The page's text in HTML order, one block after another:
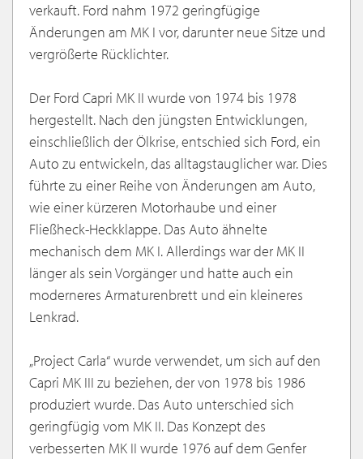
verkauft. Ford nahm 1972 geringfügige
Änderungen am MK I vor, darunter neue Sitze und
vergrößerte Rücklichter.
Der Ford Capri MK II wurde von 1974 bis 1978
hergestellt. Nach den jüngsten Entwicklungen,
einschließlich der Ölkrise, entschied sich Ford, ein
Auto zu entwickeln, das alltagstauglicher war. Dies
führte zu einer Reihe von Änderungen am Auto,
wie einer kürzeren Motorhaube und einer
Fließheck-Heckklappe. Das Auto ähnelte
mechanisch dem MK I. Allerdings war der MK II
länger als sein Vorgänger und hatte auch ein
moderneres Armaturenbrett und ein kleineres
Lenkrad.
„Project Carla“ wurde verwendet, um sich auf den
Capri MK III zu beziehen, der von 1978 bis 1986
produziert wurde. Das Auto unterschied sich
geringfügig vom MK II. Das Konzept des
verbesserten MK II wurde 1976 auf dem Genfer